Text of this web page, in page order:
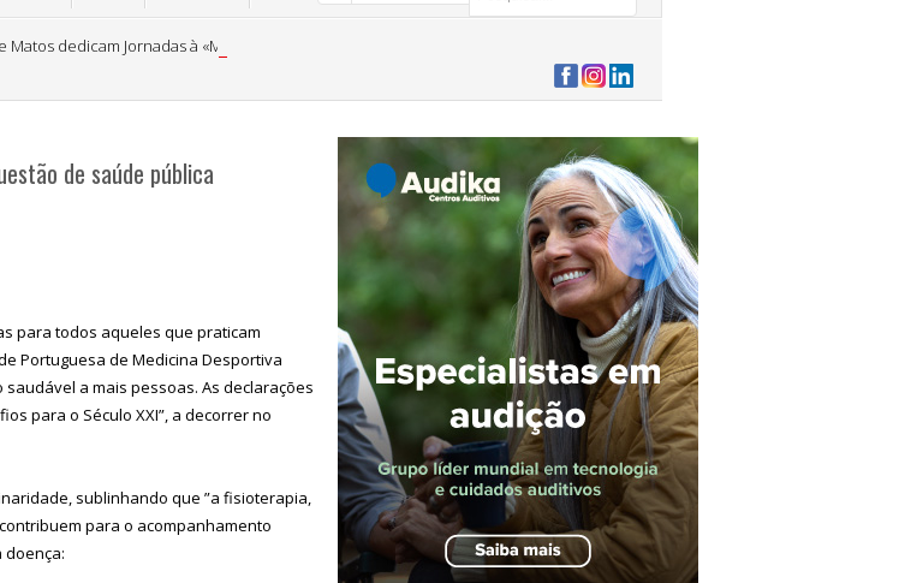
dedicam Jornadas à «Medicina Preventiva»
de saúde pública
para todos aqueles que praticam
Portuguesa de Medicina Desportiva
a mais pessoas. As declarações
para o Século XXI”, a decorrer no
sublinhando que ”a fisioterapia,
para o acompanhamento
doença: